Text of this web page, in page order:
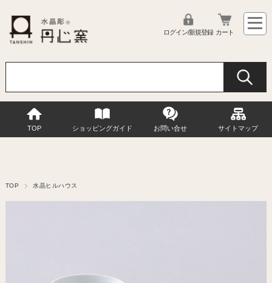
ログイン/新規登録 カート
TOP ショッピングガイド お問い合せ サイトマップ
TOP 水晶ヒルハウス